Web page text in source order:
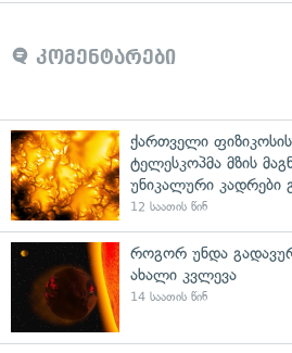
კომენტარები
ქართველი
ტელესკოპმა მზის
უნიკალური კადრები
12 საათის წინ
როგორ უნდა
ახალი კვლევა
14 საათის წინ